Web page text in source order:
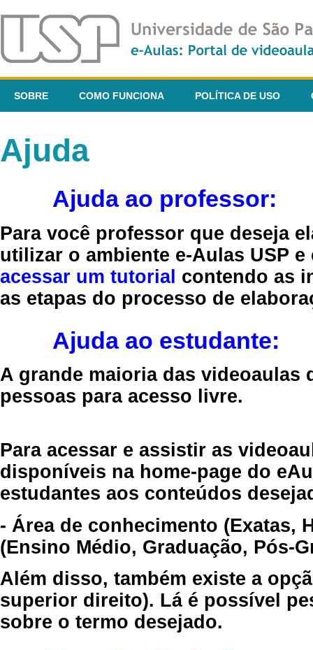
SOBRE COMO FUNCIONA POLÍTICA DE USO
Ajuda
Ajuda ao professor:
Para você professor que deseja
utilizar o ambiente e-Aulas USP
acessar um tutorial contendo as
as etapas do processo de
Ajuda ao estudante:
A grande maioria das videoaulas
pessoas para acesso livre.
Para acessar e assistir as
disponíveis na home-page do
estudantes aos conteúdos
- Área de conhecimento (Exatas,
(Ensino Médio, Graduação, Pós-
Além disso, também existe a
superior direito). Lá é possível
sobre o termo desejado.